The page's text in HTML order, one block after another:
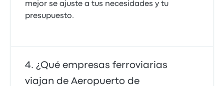
mejor se ajuste a tus necesidades y tu
presupuesto.
¿Qué empresas ferroviarias
viajan de Aeropuerto de